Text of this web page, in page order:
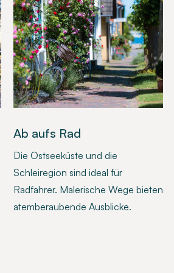
Ab aufs Rad
Die Ostseeküste und die
Schleiregion sind ideal für
Radfahrer. Malerische Wege bieten
atemberaubende Ausblicke.